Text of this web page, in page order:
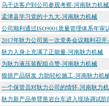
乌干达客户到公司参观考察-河南耿力机械
孟津县学习党的十九大-河南耿力机械
公司顺利通过ISO9001质量管理体系年审
2017年耿力公司第一次党务会议顺利召
耿力人身上充满了正能量-河南耿力机械
为耿力液压装配组点赞-河南耿力机械
狠抓产品研发 力助轻松施工-河南耿力机
一个保管员对耿力公司的情怀-河南耿力
耿力新产品单臂凿岩台车进入现场调试阶